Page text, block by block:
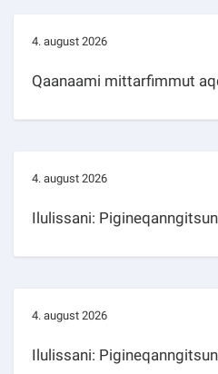
4. august 2026
Qaanaami mittarfimmut
4. august 2026
Ilulissani:
4. august 2026
Ilulissani: